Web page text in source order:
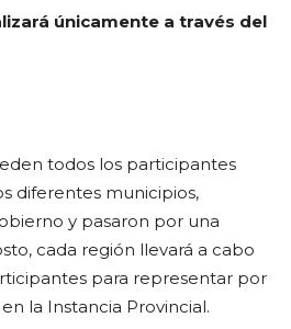
únicamente a través del
todos los participantes
diferentes municipios,
y pasaron por una
cada región llevará a cabo
para representar por
la Instancia Provincial.